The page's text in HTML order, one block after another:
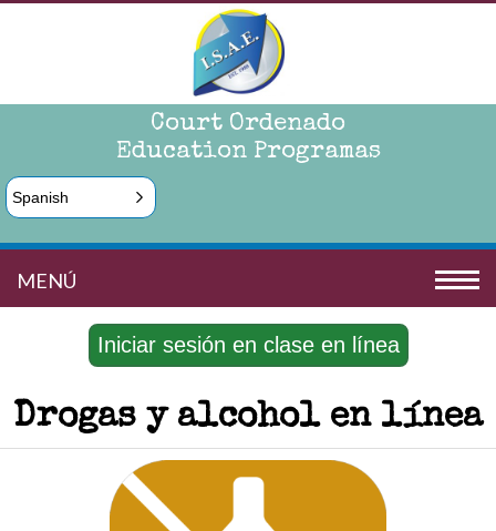
Court Ordenado
Education Programas
Spanish
MENÚ
Iniciar sesión en clase en línea
Drogas y alcohol en línea